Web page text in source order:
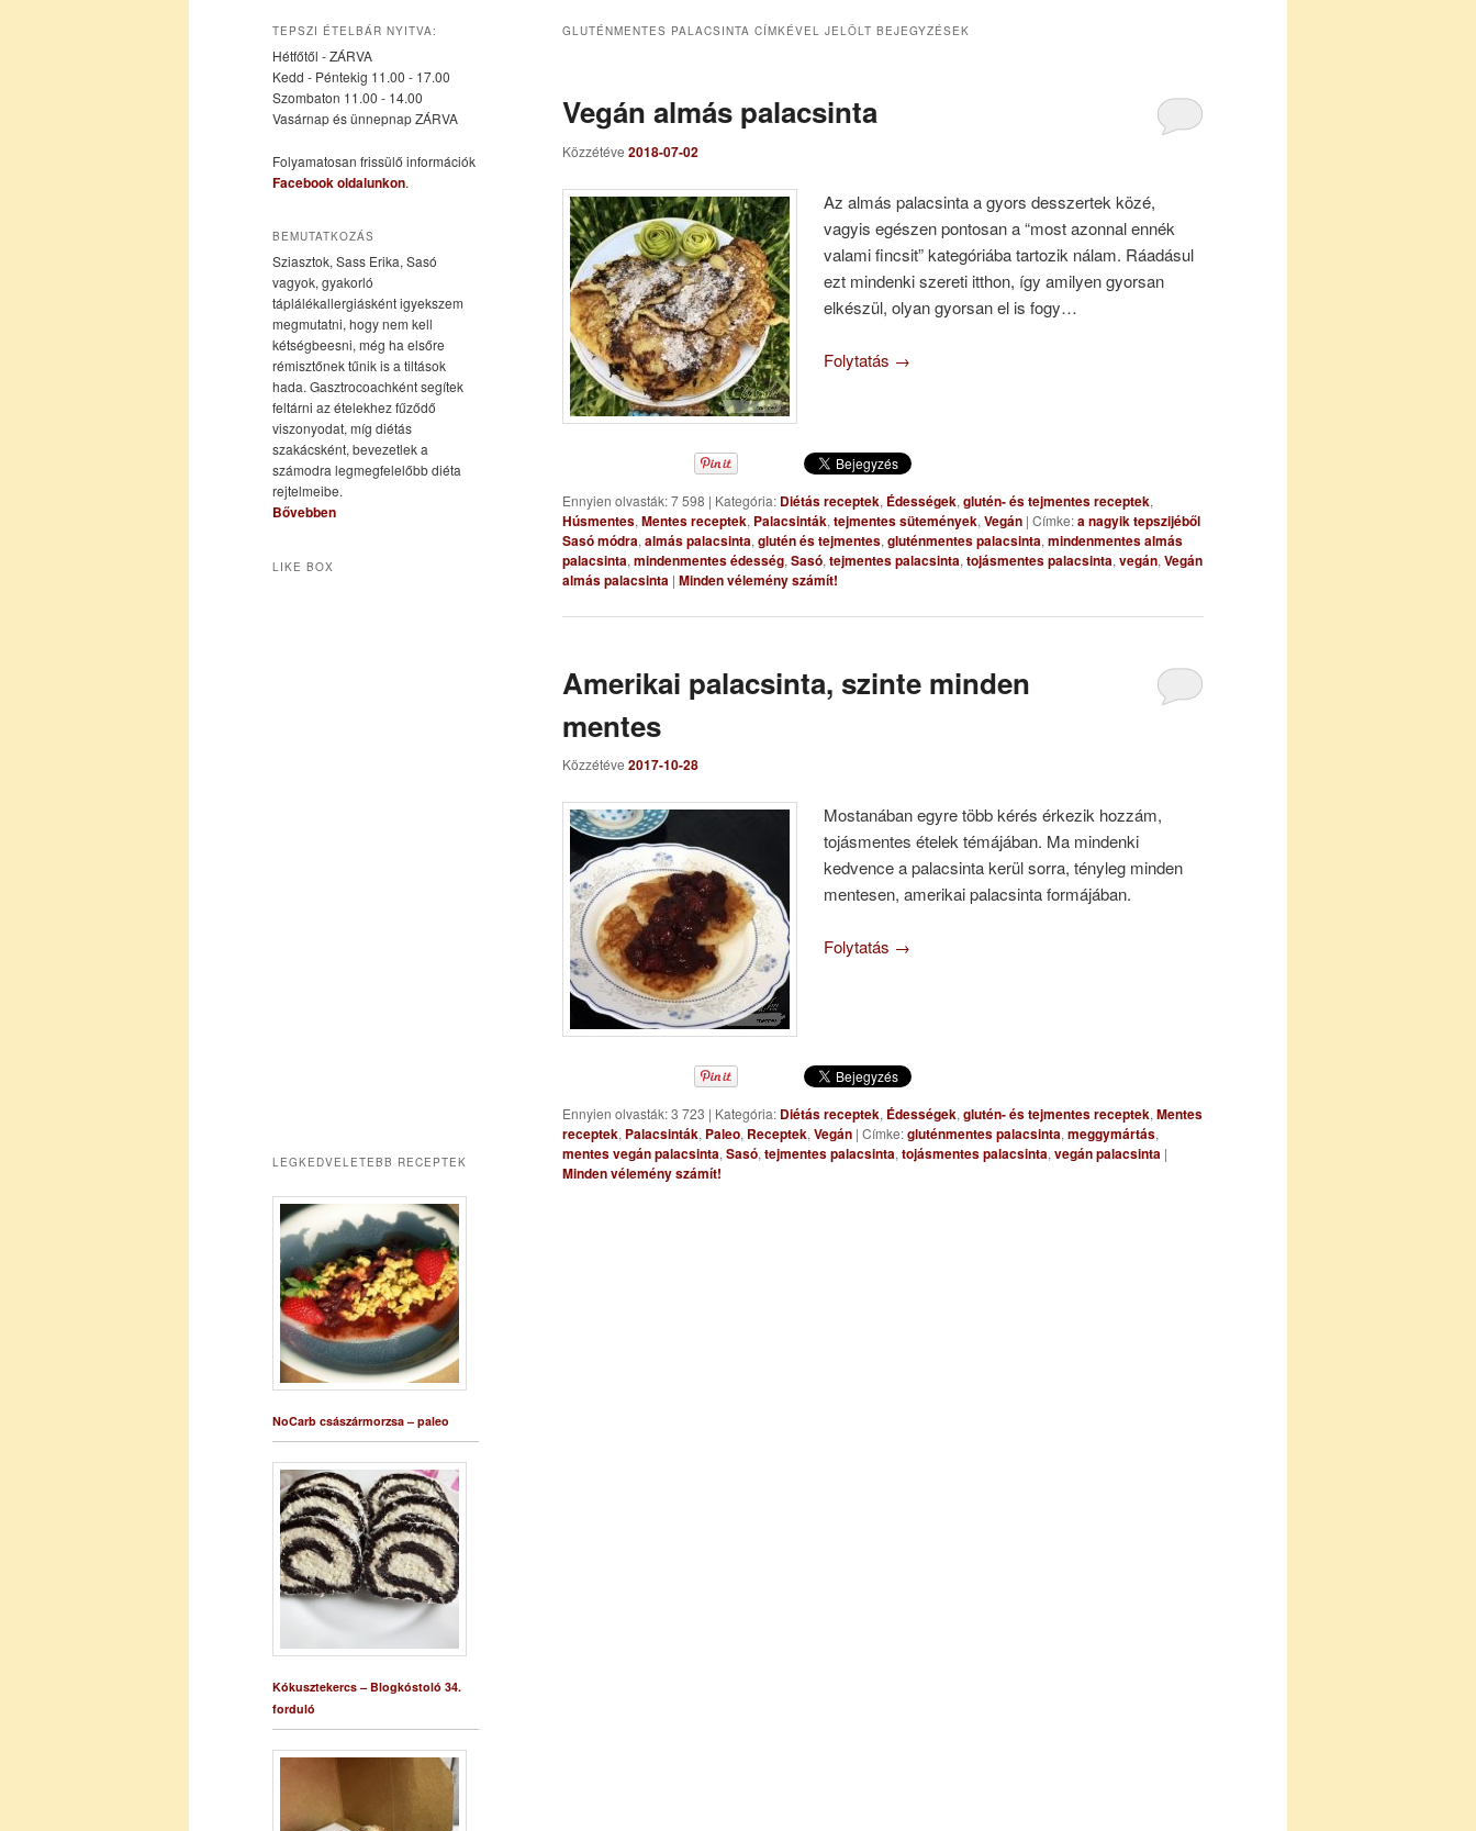
elsődleges
tartalomra
másodlagos
tartalomra
GLUTÉNMENTES PALACSINTA CÍMKÉVEL JELÖLT BEJEGYZÉSEK
Vegán almás palacsinta
Közzétéve 2018-07-02
Az almás palacsinta a gyors desszertek közé,
vagyis egészen pontosan a “most azonnal ennék
valami fincsit” kategóriába tartozik nálam. Ráadásul
ezt mindenki szereti itthon, így amilyen gyorsan
elkészül, olyan gyorsan el is fogy…
Folytatás →
Ennyien olvasták: 7 598 | Kategória: Diétás receptek, Édességek, glutén- és tejmentes receptek,
Húsmentes, Mentes receptek, Palacsinták, tejmentes sütemények, Vegán | Címke:a nagyik tepszijéből
Sasó módra, almás palacsinta, glutén és tejmentes, gluténmentes palacsinta, mindenmentes almás
palacsinta, mindenmentes édesség, Sasó, tejmentes palacsinta, tojásmentes palacsinta, vegán, Vegán
almás palacsinta | Minden vélemény számít!
Amerikai palacsinta, szinte minden
mentes
Közzétéve 2017-10-28
Mostanában egyre több kérés érkezik hozzám,
tojásmentes ételek témájában. Ma mindenki
kedvence a palacsinta kerül sorra, tényleg minden
mentesen, amerikai palacsinta formájában.
Folytatás →
Ennyien olvasták: 3 723 | Kategória: Diétás receptek, Édességek, glutén- és tejmentes receptek, Mentes
receptek, Palacsinták, Paleo, Receptek, Vegán | Címke:gluténmentes palacsinta, meggymártás,
mentes vegán palacsinta, Sasó, tejmentes palacsinta, tojásmentes palacsinta, vegán palacsinta |
Minden vélemény számít!
TEPSZI ÉTELBÁR NYITVA:
Hétfőtől - ZÁRVA
Kedd - Péntekig 11.00 - 17.00
Szombaton 11.00 - 14.00
Vasárnap és ünnepnap ZÁRVA
Folyamatosan frissülő információk
Facebook oldalunkon.
BEMUTATKOZÁS
Sziasztok, Sass Erika, Sasó
vagyok, gyakorló
táplálékallergiásként igyekszem
megmutatni, hogy nem kell
kétségbeesni, még ha elsőre
rémisztőnek tűnik is a tiltások
hada. Gasztrocoachként segítek
feltárni az ételekhez fűződő
viszonyodat, míg diétás
szakácsként, bevezetlek a
számodra legmegfelelőbb diéta
rejtelmeibe.
Bővebben
LIKE BOX
LEGKEDVELETEBB RECEPTEK
NoCarb császármorzsa – paleo
Kókusztekercs – Blogkóstoló 34.
forduló